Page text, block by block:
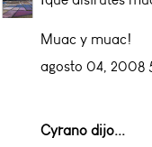
Muac y muac!
agosto 04, 2008
Cyrano dijo...